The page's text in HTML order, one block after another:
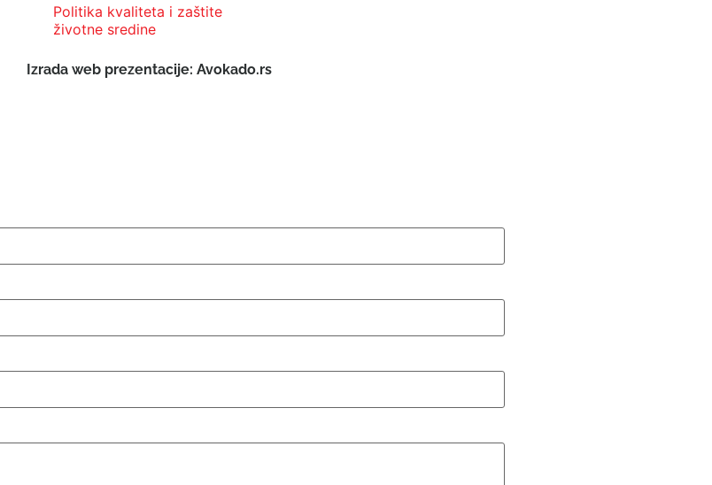
Politika kvaliteta i zaštite
životne sredine
Izrada web prezentacije: Avokado.rs